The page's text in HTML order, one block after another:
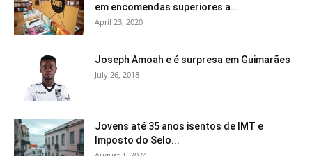
em encomendas superiores a...
April 23, 2020
Joseph Amoah e é surpresa em Guimarães
July 26, 2018
Jovens até 35 anos isentos de IMT e
Imposto do Selo...